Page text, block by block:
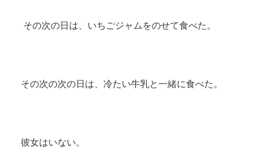
その次の日は、いちごジャムをのせて食べた。
その次の次の日は、冷たい牛乳と一緒に食べた。
彼女はいない。